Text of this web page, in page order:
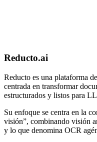
Reducto.ai
Reducto es una plataforma
centrada en transformar
estructurados y listos para
Su enfoque se centra en la
visión”, combinando visión
y lo que denomina OCR